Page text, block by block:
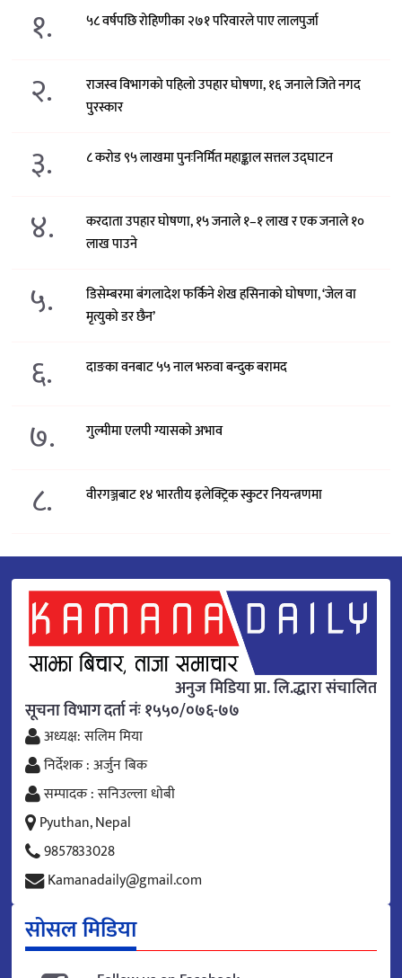
१. ५८ वर्षपछि रोहिणीका २७१ परिवारले पाए लालपुर्जा
२.
राजस्व विभागको पहिलो उपहार घोषणा, १६ जनाले जिते नगद
पुरस्कार
३. ८ करोड ९५ लाखमा पुनःनिर्मित महाङ्काल सत्तल उद्घाटन
४.
करदाता उपहार घोषणा, १५ जनाले १–१ लाख र एक जनाले १०
लाख पाउने
५.
डिसेम्बरमा बंगलादेश फर्किने शेख हसिनाको घोषणा, ‘जेल वा
मृत्युको डर छैन’
६. दाङका वनबाट ५५ नाल भरुवा बन्दुक बरामद
७. गुल्मीमा एलपी ग्यासको अभाव
८. वीरगञ्जबाट १४ भारतीय इलेक्ट्रिक स्कुटर नियन्त्रणमा
अनुज मिडिया प्रा. लि.द्धारा संचालित
सूचना विभाग दर्ता नंः १५५०/०७६-७७
अध्यक्ष: सलिम मिया
निर्देशक : अर्जुन बिक
सम्पादक : सनिउल्ला धोबी
Pyuthan, Nepal
9857833028
Kamanadaily@gmail.com
सोसल मिडिया